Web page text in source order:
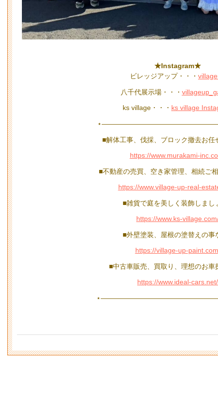
★Instagram★
ビレッジアップ・・・
八千代展示場・・・
ks village・・・ ks village
■解体工事、伐採、ブロック撤去お任
https://www.murakami-
■不動産の売買、空き家管理、相続ご
https://www.village-up-real-
■雑貨で庭を美しく装飾しまし
https://www.ks-
■外壁塗装、屋根の塗替えの事
https://village-up-
■中古車販売、買取り、理想のお車
https://www.ideal-cars.net/